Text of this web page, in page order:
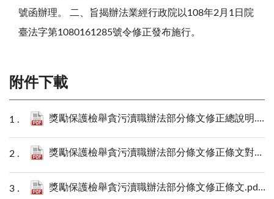
號函辦理。 二、旨揭辦法業經行政院以108年2月1日院
臺法字第1080161285號令修正發布施行。
附件下載
獎勵保護檢舉貪污瀆職辦法部分條文修正總說明.pdf
獎勵保護檢舉貪污瀆職辦法部分條文修正條文對照表.pdf
獎勵保護檢舉貪污瀆職辦法部分條文修正條文.pdf